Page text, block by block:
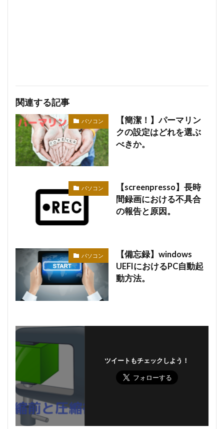
関連する記事
パソコン
【簡潔！】パーマリン
クの設定はどれを選ぶ
べきか。
パソコン
【screenpresso】長時
間録画における不具合
の報告と原因。
パソコン
【備忘録】windows
UEFIにおけるPC自動起
動方法。
ツイートもチェックしよう！